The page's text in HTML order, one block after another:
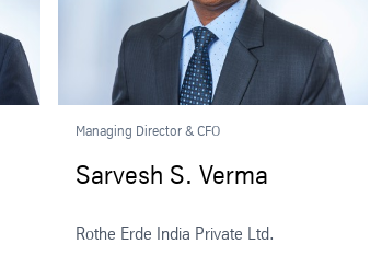
Managing Director & CFO
Sarvesh S. Verma
Rothe Erde India Private Ltd.